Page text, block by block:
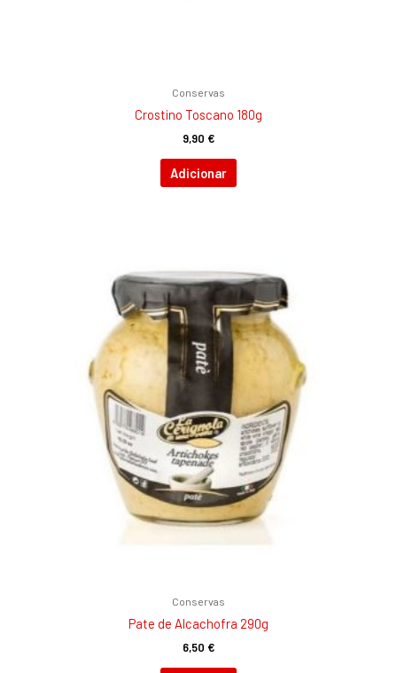
Conservas
Crostino Toscano 180g
9,90 €
Adicionar
Conservas
Pate de Alcachofra 290g
6,50 €